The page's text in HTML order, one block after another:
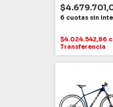
AZUL - CELESTE,
$4.024.542,86
Transferencia